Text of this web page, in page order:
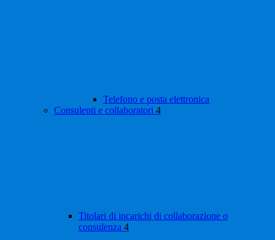
Telefono e posta elettronica
Consulenti e collaboratori 4
Titolari di incarichi di collaborazione o
consulenza 4